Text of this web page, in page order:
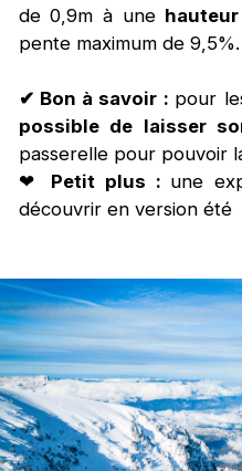
de 0,9m à une hauteur
pente maximum de 9,5%.
✔ Bon à savoir : pour
possible de laisser
passerelle pour pouvoir
❤ Petit plus : une
découvrir en version été